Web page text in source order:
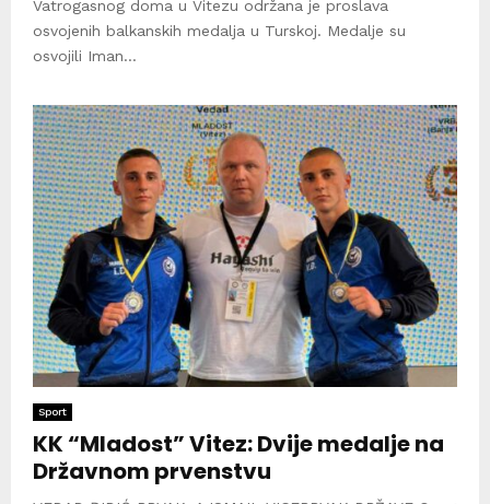
Vatrogasnog doma u Vitezu održana je proslava
osvojenih balkanskih medalja u Turskoj. Medalje su
osvojili Iman...
Sport
KK “Mladost” Vitez: Dvije medalje na
Državnom prvenstvu